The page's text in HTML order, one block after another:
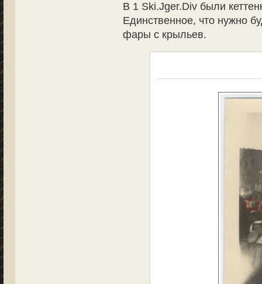
В 1 Ski.Jger.Div были
Единственное, что нужно
фары с крыльев.